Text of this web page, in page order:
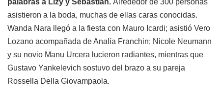
palabras a Lizy y Sebastián. Alrededor de 300 personas
asistieron a la boda, muchas de ellas caras conocidas.
Wanda Nara llegó a la fiesta con Mauro Icardi; asistió Vero
Lozano acompañada de Analía Franchin; Nicole Neumann
y su novio Manu Urcera lucieron radiantes, mientras que
Gustavo Yankelevich sostuvo del brazo a su pareja
Rossella Della Giovampaola.